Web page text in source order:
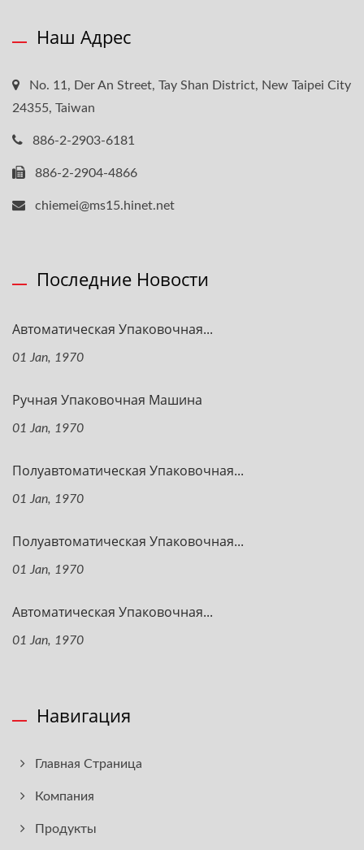
Наш Адрес
No. 11, Der An Street, Tay Shan District, New Taipei City
24355, Taiwan
886-2-2903-6181
886-2-2904-4866
chiemei@ms15.hinet.net
Последние Новости
Автоматическая Упаковочная...
01 Jan, 1970
Ручная Упаковочная Машина
01 Jan, 1970
Полуавтоматическая Упаковочная...
01 Jan, 1970
Полуавтоматическая Упаковочная...
01 Jan, 1970
Автоматическая Упаковочная...
01 Jan, 1970
Навигация
Главная Страница
Компания
Продукты